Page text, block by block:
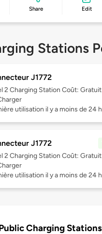
Share Edit
Stations
J1772
2 Charging Station Coût: Gratuit
utilisation il y a moins de 24
J1772
2 Charging Station Coût: Gratuit
utilisation il y a moins de 24
Charging